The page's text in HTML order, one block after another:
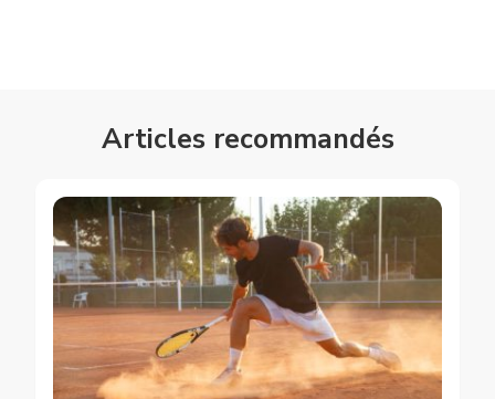
Articles recommandés